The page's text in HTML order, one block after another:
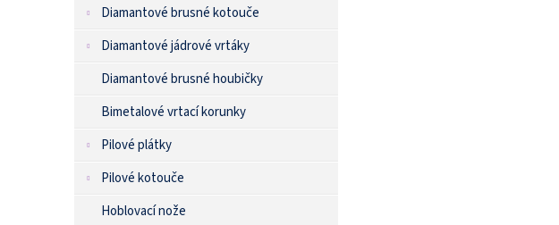
Diamantové brusné kotouče
Diamantové jádrové vrtáky
Diamantové brusné houbičky
Bimetalové vrtací korunky
Pilové plátky
Pilové kotouče
Hoblovací nože